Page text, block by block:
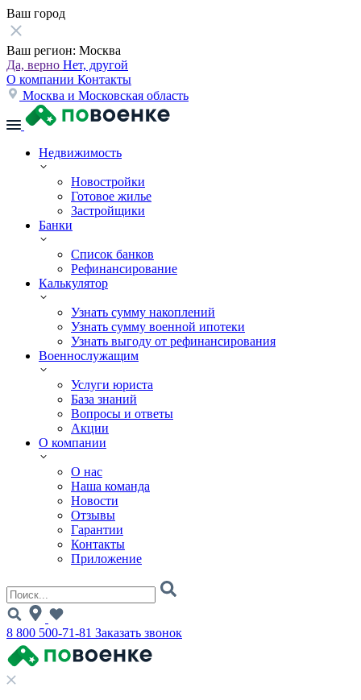
Ваш город
Ваш регион: Москва
Да, верно Нет, другой
О компании Контакты
Москва и Московская область
Недвижимость
Новостройки
Готовое жилье
Застройщики
Банки
Список банков
Рефинансирование
Калькулятор
Узнать сумму накоплений
Узнать сумму военной ипотеки
Узнать выгоду от рефинансирования
Военнослужащим
Услуги юриста
База знаний
Вопросы и ответы
Акции
О компании
О нас
Наша команда
Новости
Отзывы
Гарантии
Контакты
Приложение
8 800 500-71-81 Заказать звонок